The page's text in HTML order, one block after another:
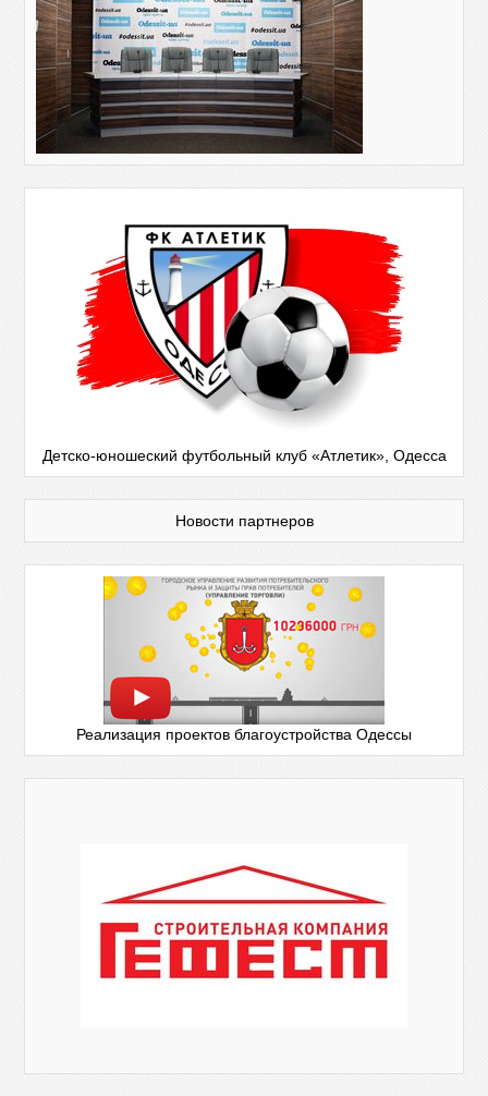
Детско-юношеский футбольный клуб «Атлетик», Одесса
Новости партнеров
Реализация проектов благоустройства Одессы